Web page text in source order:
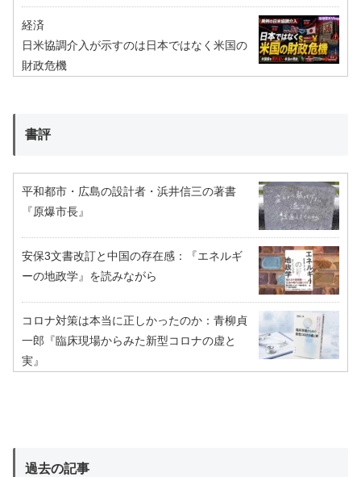
経済
日米協調介入が示すのは日本ではなく米国の
財政危機
書評
平和都市・広島の設計者・浜井信三の著書
『原爆市長』
安保3文書改訂と中国の存在感：『エネルギ
ーの地政学』を読みながら
コロナ対策は本当に正しかったのか：青柳貞
一郎『臨床現場からみた新型コロナの虚と
実』
過去の記事